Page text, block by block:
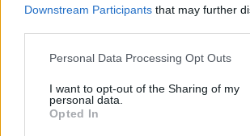
Downstream Participants that may further
Personal Data Processing Opt Outs
I want to opt-out of the Sharing of my
personal data.
Opted In